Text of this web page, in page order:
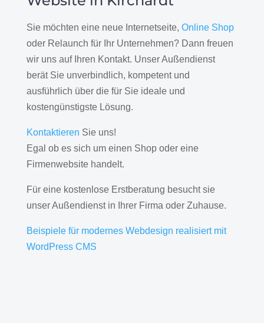
Sie möchten eine neue Internetseite, Online Shop
oder Relaunch für Ihr Unternehmen? Dann freuen
wir uns auf Ihren Kontakt. Unser Außendienst
berät Sie unverbindlich, kompetent und
ausführlich über die für Sie ideale und
kostengünstigste Lösung.
Kontaktieren Sie uns!
Egal ob es sich um einen Shop oder eine
Firmenwebsite handelt.
Für eine kostenlose Erstberatung besucht sie
unser Außendienst in Ihrer Firma oder Zuhause.
Beispiele für modernes Webdesign realisiert mit
WordPress CMS